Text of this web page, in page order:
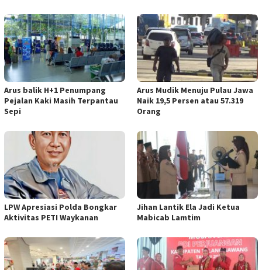
Arus balik H+1 Penumpang
Pejalan Kaki Masih Terpantau
Sepi
Arus Mudik Menuju Pulau Jawa
Naik 19,5 Persen atau 57.319
Orang
LPW Apresiasi Polda Bongkar
Aktivitas PETI Waykanan
Jihan Lantik Ela Jadi Ketua
Mabicab Lamtim